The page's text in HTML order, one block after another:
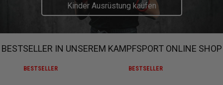
Kinder Ausrüstung kaufen
BESTSELLER IN UNSEREM KAMPFSPORT ONLINE SHOP
BESTSELLER BESTSELLER